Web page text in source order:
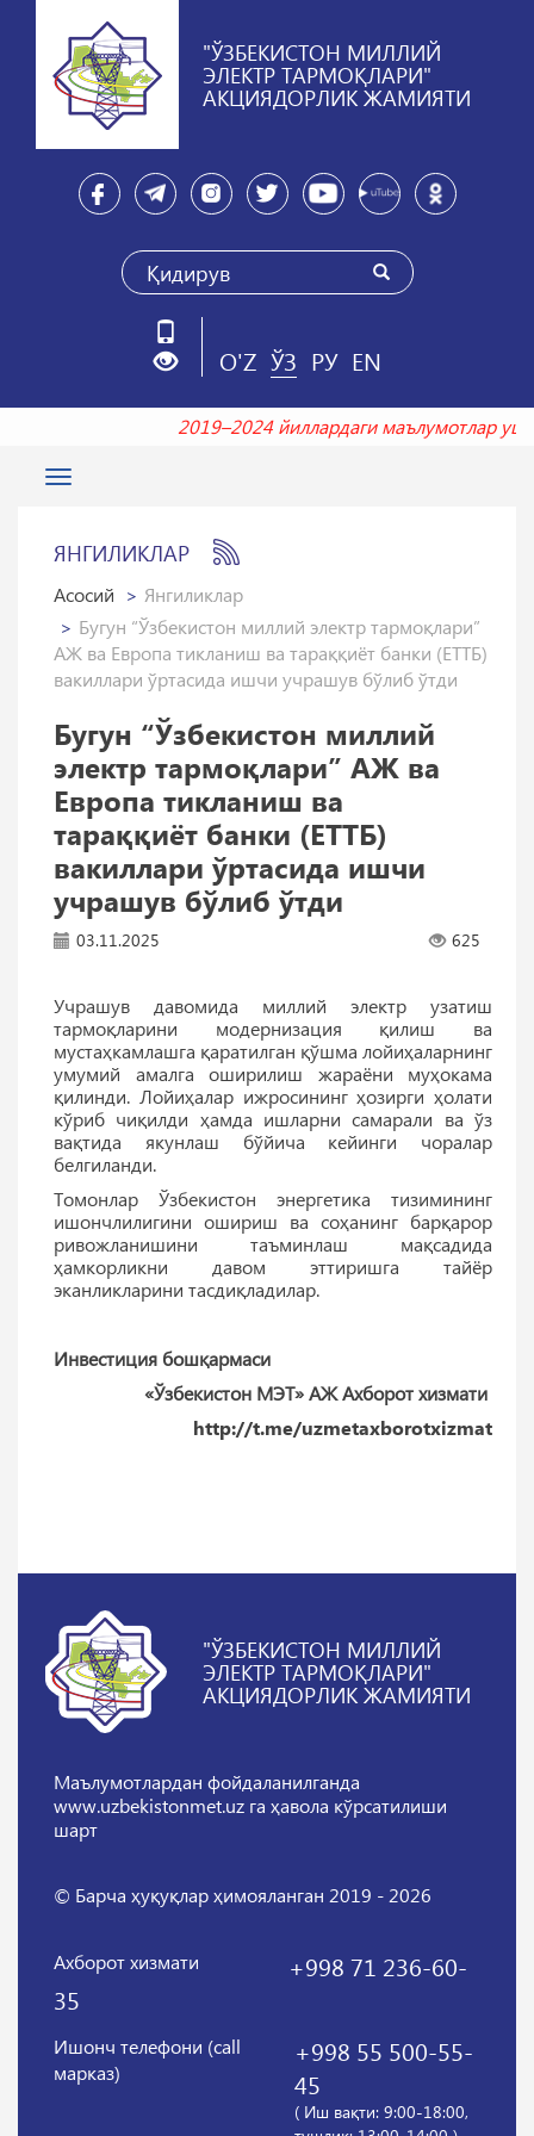
"ЎЗБЕКИСТОН МИЛЛИЙ
ЭЛЕКТР ТАРМОҚЛАРИ"
АКЦИЯДОРЛИК ЖАМИЯТИ
O'Z ЎЗ РУ EN
2019–2024 йиллардаги маълумотлар
Toggle
ЯНГИЛИКЛАР
Асосий
Янгиликлар
Бугун “Ўзбекистон миллий электр тармоқлари”
АЖ ва Европа тикланиш ва тараққиёт банки (ЕТТБ)
вакиллари ўртасида ишчи учрашув бўлиб ўтди
Бугун “Ўзбекистон миллий
электр тармоқлари” АЖ ва
Европа тикланиш ва
тараққиёт банки (ЕТТБ)
вакиллари ўртасида ишчи
учрашув бўлиб ўтди
03.11.2025 625
Учрашув давомида миллий электр узатиш
тармоқларини модернизация қилиш ва
мустаҳкамлашга қаратилган қўшма лойиҳаларнинг
умумий амалга оширилиш жараёни муҳокама
қилинди. Лойиҳалар ижросининг ҳозирги ҳолати
кўриб чиқилди ҳамда ишларни самарали ва ўз
вақтида якунлаш бўйича кейинги чоралар
белгиланди.
Томонлар Ўзбекистон энергетика тизимининг
ишончлилигини ошириш ва соҳанинг барқарор
ривожланишини таъминлаш мақсадида
ҳамкорликни давом эттиришга тайёр
эканликларини тасдиқладилар.
Инвестиция бошқармаси
«Ўзбекистон МЭТ» АЖ Ахборот хизмати
http://t.me/uzmetaxborotxizmat
"ЎЗБЕКИСТОН МИЛЛИЙ
ЭЛЕКТР ТАРМОҚЛАРИ"
АКЦИЯДОРЛИК ЖАМИЯТИ
Маълумотлардан фойдаланилганда
www.uzbekistonmet.uz га ҳавола кўрсатилиши
шарт
© Барча ҳуқуқлар ҳимояланган 2019 - 2026
Ахборот хизмати
+998 71 236-60-
35
Ишонч телефони (call
марказ)
+998 55 500-55-
45
( Иш вақти: 9:00-18:00,